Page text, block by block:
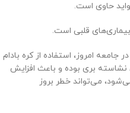
حاوی است.
قلبی است.
جامعه امروز، استفاده از کره بادام
نشاسته بری بوده و باعث افزایش
می‌تواند خطر بروز